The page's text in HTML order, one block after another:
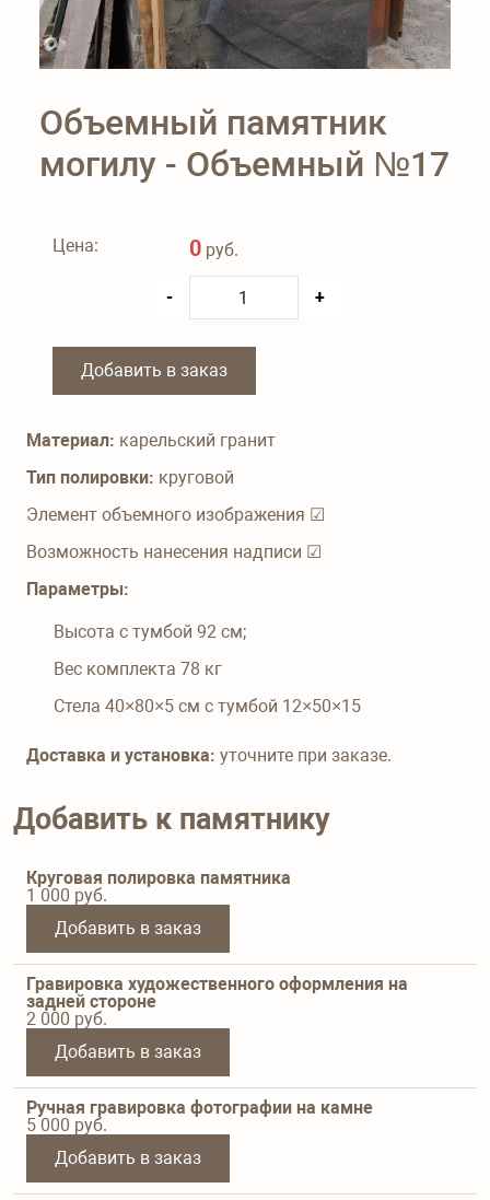
Объемный памятник
могилу - Объемный №17
Цена: 0 руб.
- +
Добавить в заказ
Материал: карельский гранит
Тип полировки: круговой
Элемент объемного изображения ☑
Возможность нанесения надписи ☑
Параметры:
Высота с тумбой 92 см;
Вес комплекта 78 кг
Стела 40×80×5 см с тумбой 12×50×15
Доставка и установка: уточните при заказе.
Добавить к памятнику
Круговая полировка памятника
1 000 руб.
Добавить в заказ
Гравировка художественного оформления на
задней стороне
2 000 руб.
Добавить в заказ
Ручная гравировка фотографии на камне
5 000 руб.
Добавить в заказ